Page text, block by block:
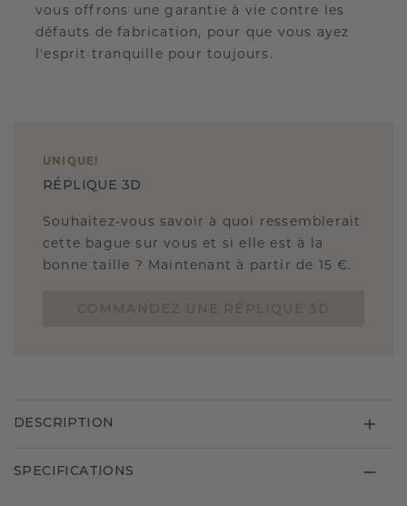
vous offrons une garantie à vie contre les
défauts de fabrication, pour que vous ayez
l'esprit tranquille pour toujours.
UNIQUE !
RÉPLIQUE 3D
Souhaitez-vous savoir à quoi ressemblerait
cette bague sur vous et si elle est à la
bonne taille ? Maintenant à partir de 15 €.
DESCRIPTION
SPECIFICATIONS